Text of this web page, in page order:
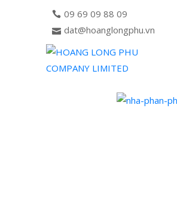
09 69 09 88 09
dat@hoanglongphu.vn